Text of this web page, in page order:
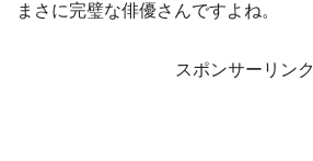
まさに完璧な俳優さんですよね。
スポンサーリンク